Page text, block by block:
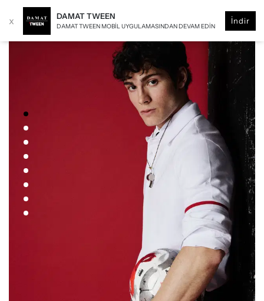
x DAMAT TWEEN
DAMAT TWEEN MOBIL UYGULAMASINDAN DEVAM EDIN
İndir